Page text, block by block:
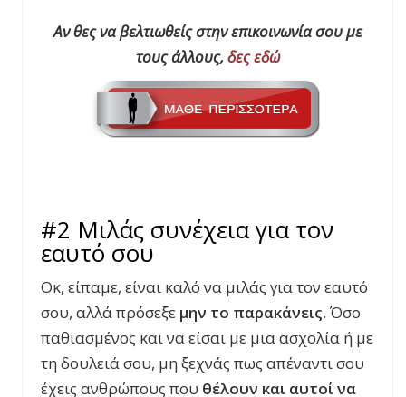
Αν θες να βελτιωθείς στην επικοινωνία σου με
τους άλλους, δες εδώ
#2 Μιλάς συνέχεια για τον
εαυτό σου
Οκ, είπαμε, είναι καλό να μιλάς για τον εαυτό
σου, αλλά πρόσεξε μην το παρακάνεις. Όσο
παθιασμένος και να είσαι με μια ασχολία ή με
τη δουλειά σου, μη ξεχνάς πως απέναντι σου
έχεις ανθρώπους που θέλουν και αυτοί να